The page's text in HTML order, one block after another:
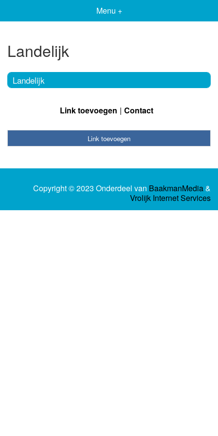
Menu +
Landelijk
Landelijk
Link toevoegen Contact
Link toevoegen
Copyright © 2023 Onderdeel van BaakmanMedia&
Vrolijk Internet Services